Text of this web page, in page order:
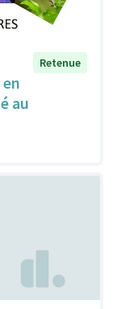
au
Retenue